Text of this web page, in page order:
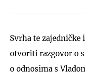
Svrha te zajedničke
otvoriti razgovor o
o odnosima s